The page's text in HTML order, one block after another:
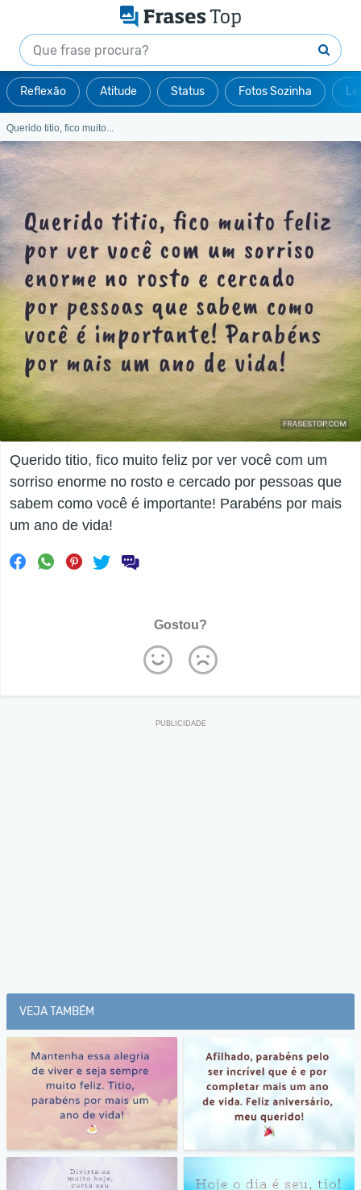
Reflexão Atitude Status Fotos Sozinha
Querido titio, fico muito...
Querido titio, fico muito feliz por ver você com um
sorriso enorme no rosto e cercado por pessoas que
sabem como você é importante! Parabéns por mais
um ano de vida!
Gostou?
VEJA TAMBÉM